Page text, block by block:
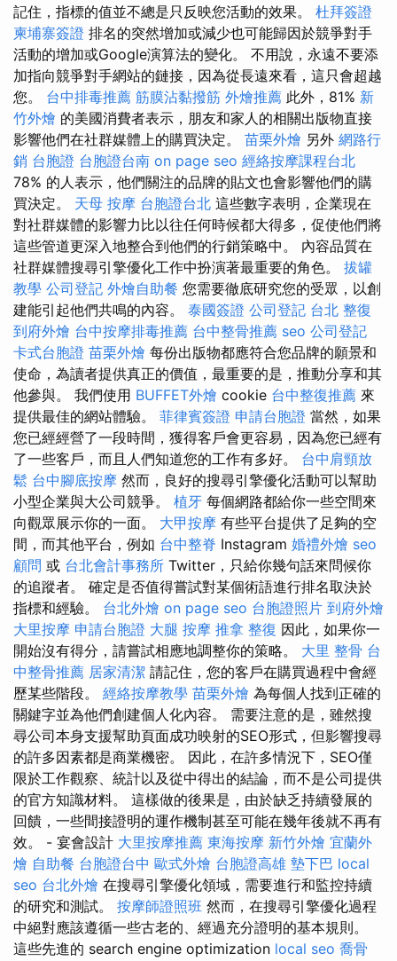
記住，指標的值並不總是只反映您活動的效果。 杜拜簽證
柬埔寨簽證 排名的突然增加或減少也可能歸因於競爭對手
活動的增加或Google演算法的變化。 不用說，永遠不要添
加指向競爭對手網站的鏈接，因為從長遠來看，這只會超越
您。 台中排毒推薦 筋膜沾黏撥筋 外燴推薦 此外，81% 新
竹外燴 的美國消費者表示，朋友和家人的相關出版物直接
影響他們在社群媒體上的購買決定。 苗栗外燴 另外 網路行
銷 台胞證 台胞證台南 on page seo 經絡按摩課程台北
78% 的人表示，他們關注的品牌的貼文也會影響他們的購
買決定。 天母 按摩 台胞證台北 這些數字表明，企業現在
對社群媒體的影響力比以往任何時候都大得多，促使他們將
這些管道更深入地整合到他們的行銷策略中。 內容品質在
社群媒體搜尋引擎優化工作中扮演著最重要的角色。 拔罐
教學 公司登記 外燴自助餐 您需要徹底研究您的受眾，以創
建能引起他們共鳴的內容。 泰國簽證 公司登記 台北 整復
到府外燴 台中按摩排毒推薦 台中整骨推薦 seo 公司登記
卡式台胞證 苗栗外燴 每份出版物都應符合您品牌的願景和
使命，為讀者提供真正的價值，最重要的是，推動分享和其
他參與。 我們使用 BUFFET外燴 cookie 台中整復推薦 來
提供最佳的網站體驗。 菲律賓簽證 申請台胞證 當然，如果
您已經經營了一段時間，獲得客戶會更容易，因為您已經有
了一些客戶，而且人們知道您的工作有多好。 台中肩頸放
鬆 台中腳底按摩 然而，良好的搜尋引擎優化活動可以幫助
小型企業與大公司競爭。 植牙 每個網路都給你一些空間來
向觀眾展示你的一面。 大甲按摩 有些平台提供了足夠的空
間，而其他平台，例如 台中整脊 Instagram 婚禮外燴 seo
顧問 或 台北會計事務所 Twitter，只給你幾句話來問候你
的追蹤者。 確定是否值得嘗試對某個術語進行排名取決於
指標和經驗。 台北外燴 on page seo 台胞證照片 到府外燴
大里按摩 申請台胞證 大腿 按摩 推拿 整復 因此，如果你一
開始沒有得分，請嘗試相應地調整你的策略。 大里 整骨 台
中整骨推薦 居家清潔 請記住，您的客戶在購買過程中會經
歷某些階段。 經絡按摩教學 苗栗外燴 為每個人找到正確的
關鍵字並為他們創建個人化內容。 需要注意的是，雖然搜
尋公司本身支援幫助頁面成功映射的SEO形式，但影響搜尋
的許多因素都是商業機密。 因此，在許多情況下，SEO僅
限於工作觀察、統計以及從中得出的結論，而不是公司提供
的官方知識材料。 這樣做的後果是，由於缺乏持續發展的
回饋，一些間接證明的運作機制甚至可能在幾年後就不再有
效。 - 宴會設計 大里按摩推薦 東海按摩 新竹外燴 宜蘭外
燴 自助餐 台胞證台中 歐式外燴 台胞證高雄 墊下巴 local
seo 台北外燴 在搜尋引擎優化領域，需要進行和監控持續
的研究和測試。 按摩師證照班 然而，在搜尋引擎優化過程
中絕對應該遵循一些古老的、經過充分證明的基本規則。
這些先進的 search engine optimization local seo 喬骨